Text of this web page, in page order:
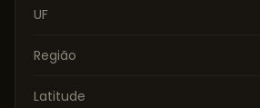
UF
Região
Latitude